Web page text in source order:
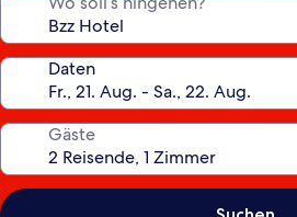
Daten
Gäste